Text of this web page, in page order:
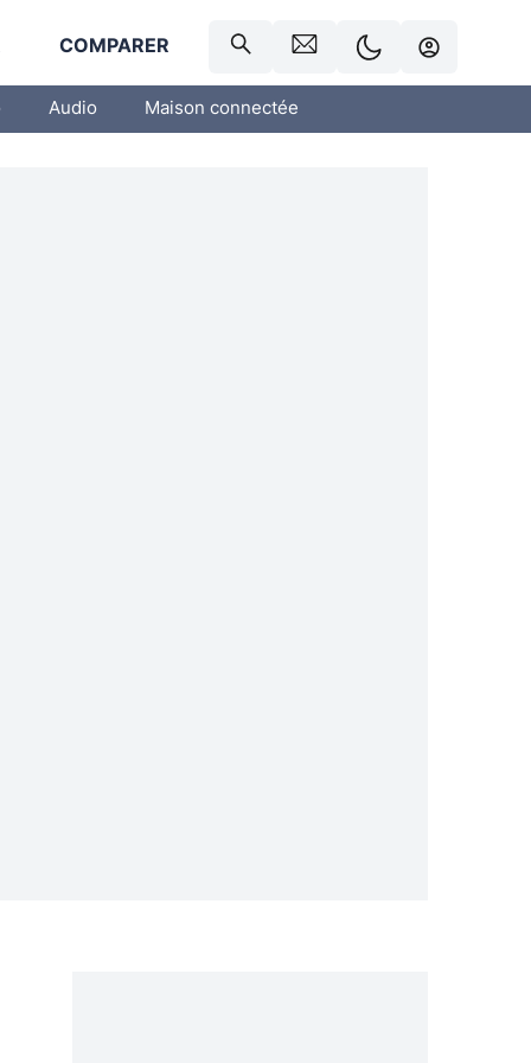
COMPARER
Audio Maison connectée